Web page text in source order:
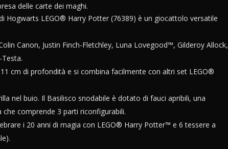
delle carte dei maghi.
Hogwarts LEGO® Harry Potter (76389) è un giocattolo versatile
Canon, Justin Finch-Fletchley, Luna Lovegood™, Gilderoy Allock,
cm di profondità e si combina facilmente con altri set LEGO®
nel buio. Il Basilisco snodabile è dotato di fauci apribili, una
comprende 3 parti riconfigurabili.
i 20 anni di magia con LEGO® Harry Potter™ e 6 tessere a